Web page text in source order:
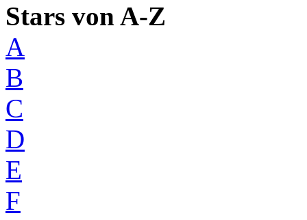
Stars von A-Z
A
B
C
D
E
F